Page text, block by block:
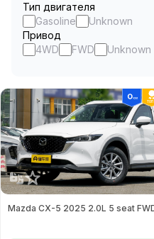
Тип двигателя
Gasoline
Unknown
Привод
4WD
FWD Unknown
Mazda CX-5 2025 2.0L 5 seat